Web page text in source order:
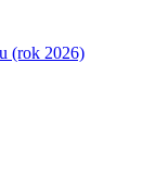
(rok 2026)